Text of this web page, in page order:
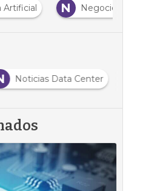
Artificial N Negocio
Noticias Data Center